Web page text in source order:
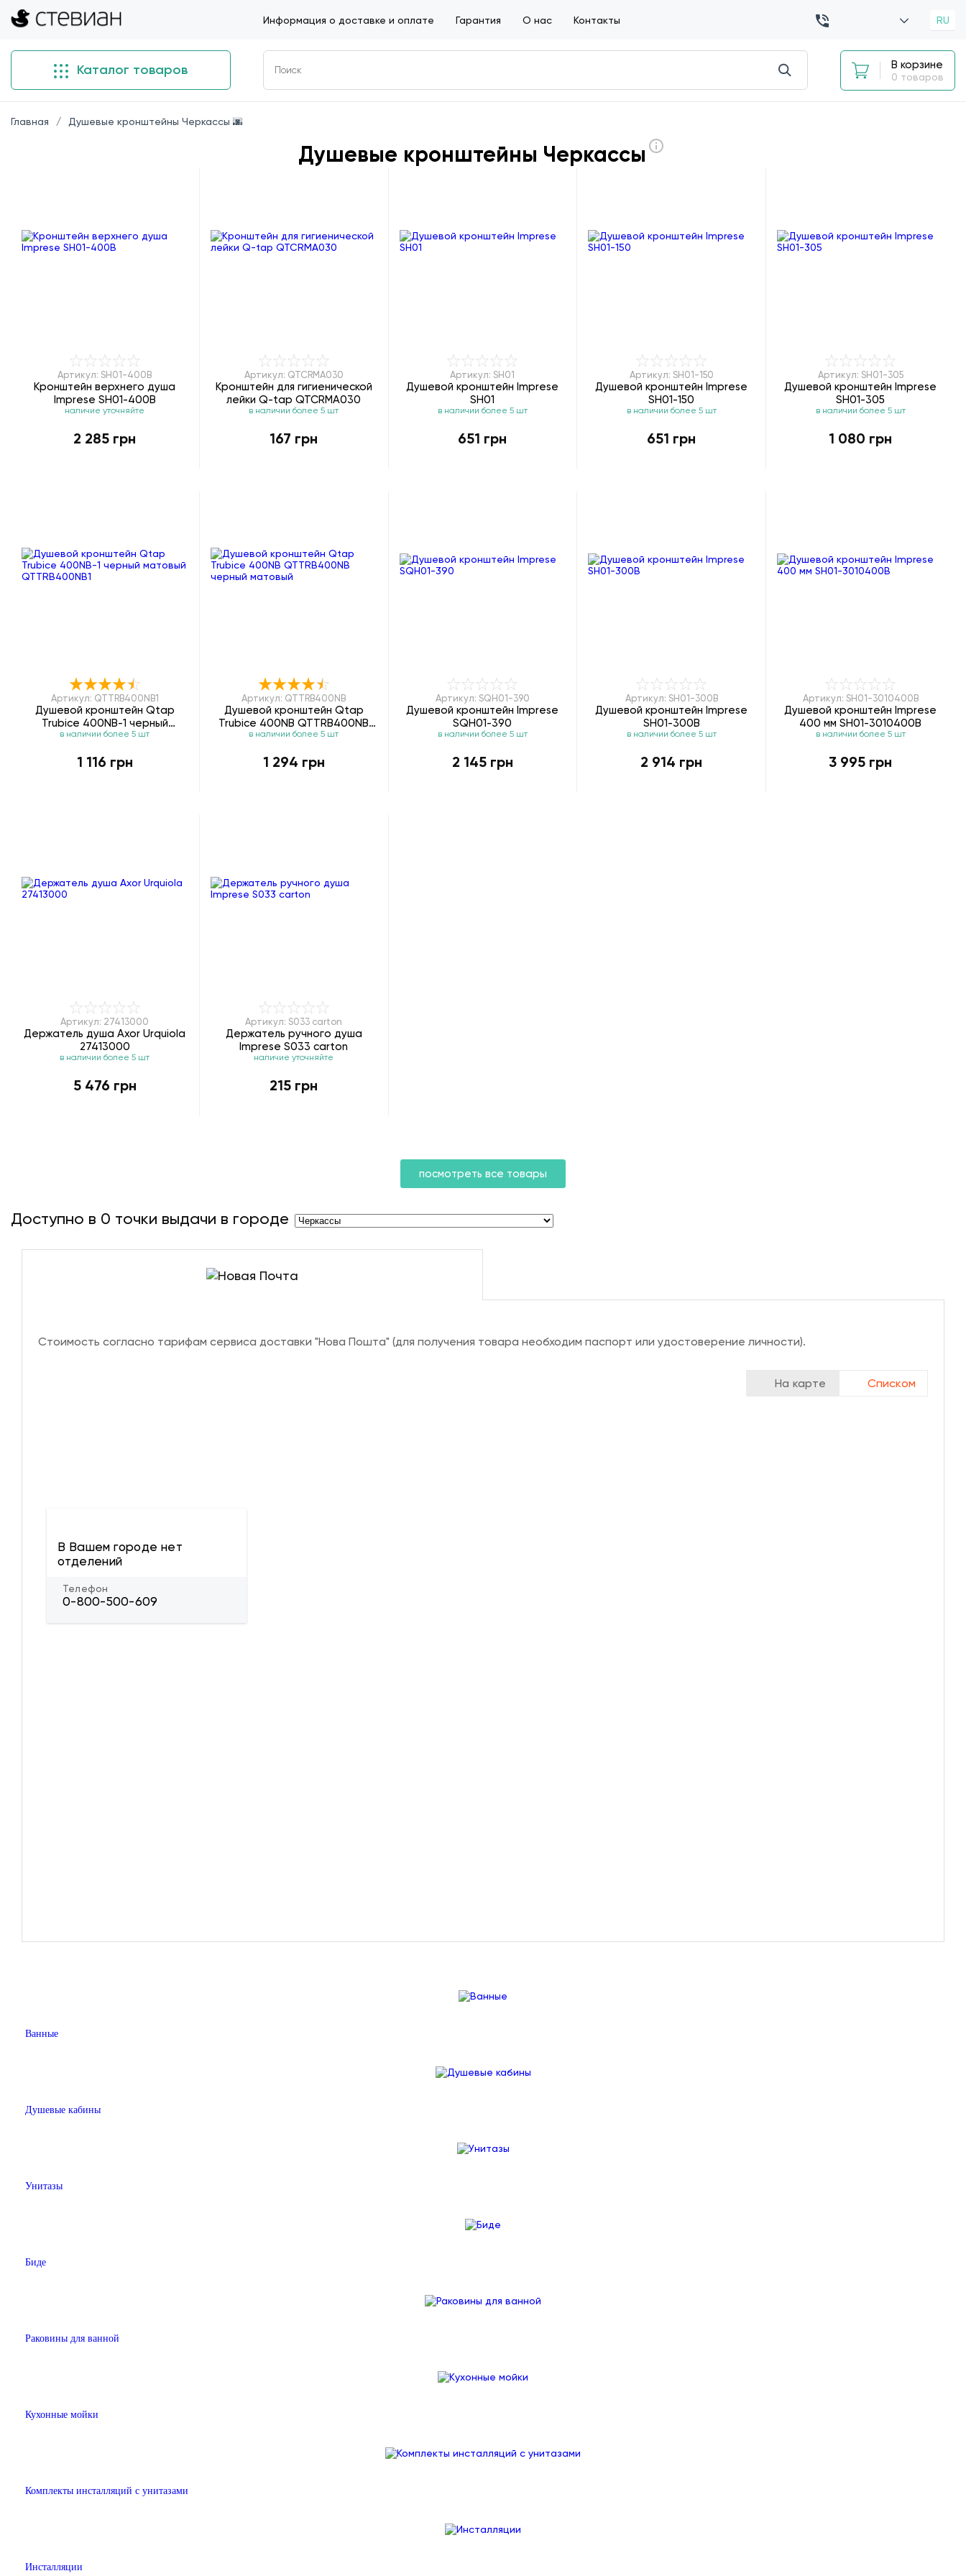
Информация о доставке и оплате Гарантия О нас Контакты RU
Каталог товаров В корзине
0 товаров
Главная Душевые кронштейны Черкассы 🌆
Душевые кронштейны Черкассы
Артикул: SH01-400B
Кронштейн верхнего душа
Imprese SH01-400B
наличие уточняйте
2 285 грн
Артикул: QTCRMA030
Кронштейн для гигиенической
лейки Q-tap QTCRMA030
в наличии более 5 шт
167 грн
Артикул: SH01
Душевой кронштейн Imprese
SH01
в наличии более 5 шт
651 грн
Артикул: SH01-150
Душевой кронштейн Imprese
SH01-150
в наличии более 5 шт
651 грн
Артикул: SH01-305
Душевой кронштейн Imprese
SH01-305
в наличии более 5 шт
1 080 грн
Артикул: QTTRB400NB1
Душевой кронштейн Qtap
Trubice 400NB-1 черный
матовый QTTRB400NB1
в наличии более 5 шт
1 116 грн
Артикул: QTTRB400NB
Душевой кронштейн Qtap
Trubice 400NB QTTRB400NB
черный матовый
в наличии более 5 шт
1 294 грн
Артикул: SQH01-390
Душевой кронштейн Imprese
SQH01-390
в наличии более 5 шт
2 145 грн
Артикул: SH01-300B
Душевой кронштейн Imprese
SH01-300B
в наличии более 5 шт
2 914 грн
Артикул: SH01-3010400B
Душевой кронштейн Imprese
400 мм SH01-3010400B
в наличии более 5 шт
3 995 грн
Артикул: 27413000
Держатель душа Axor Urquiola
27413000
в наличии более 5 шт
5 476 грн
Артикул: S033 carton
Держатель ручного душа
Imprese S033 carton
наличие уточняйте
215 грн
посмотреть все товары
Доступно в 0 точки выдачи в городе
Стоимость согласно тарифам сервиса доставки "Нова Пошта" (для получения товара необходим паспорт или удостоверение личности).
На карте Списком
В Вашем городе нет
отделений
Телефон
0-800-500-609
Ванные
Душевые кабины
Унитазы
Биде
Раковины для ванной
Кухонные мойки
Комплекты инсталляций с унитазами
Инсталляции